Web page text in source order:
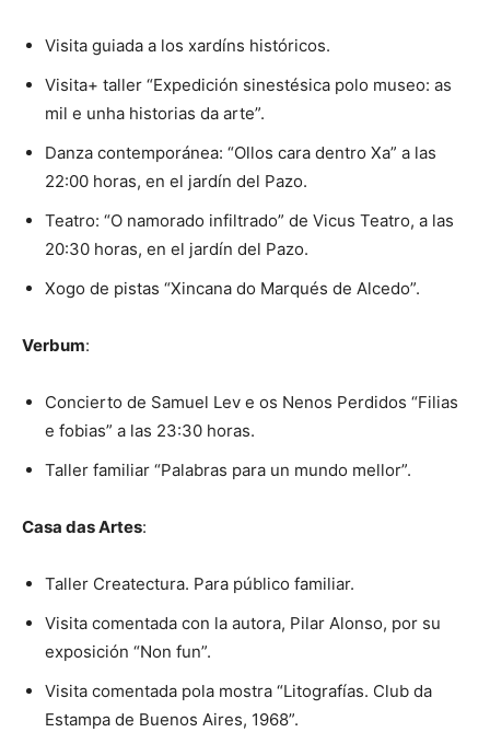
Visita guiada a los xardíns históricos.
Visita+ taller “Expedición sinestésica polo museo: as
mil e unha historias da arte”.
Danza contemporánea: “Ollos cara dentro Xa” a las
22:00 horas, en el jardín del Pazo.
Teatro: “O namorado infiltrado” de Vicus Teatro, a las
20:30 horas, en el jardín del Pazo.
Xogo de pistas “Xincana do Marqués de Alcedo”.
Verbum:
Concierto de Samuel Lev e os Nenos Perdidos “Filias
e fobias” a las 23:30 horas.
Taller familiar “Palabras para un mundo mellor”.
Casa das Artes:
Taller Createctura. Para público familiar.
Visita comentada con la autora, Pilar Alonso, por su
exposición “Non fun”.
Visita comentada pola mostra “Litografías. Club da
Estampa de Buenos Aires, 1968”.